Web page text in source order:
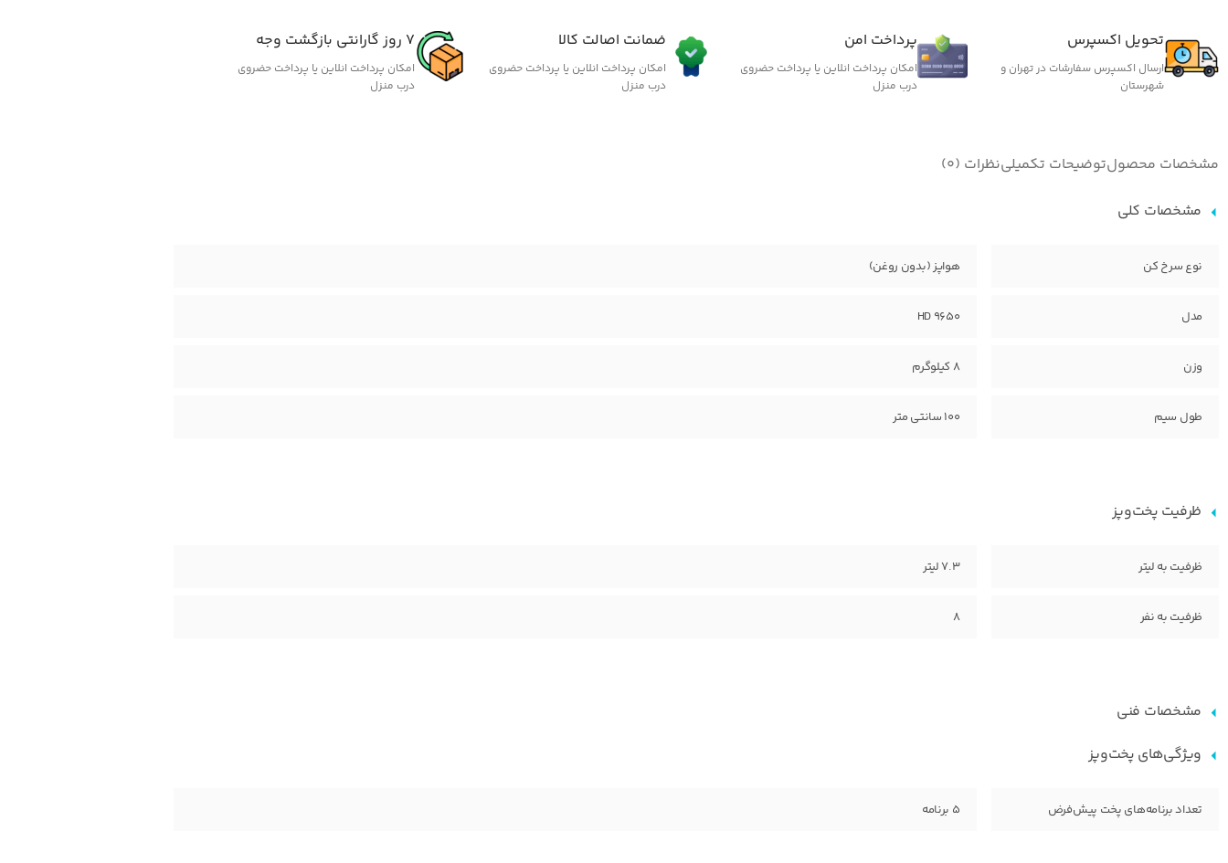
تحویل اکسپرس
ارسال اکسپرس سفارشات در تهران و
شهرستان
پرداخت امن
امکان پرداخت انلاین یا پرداخت حضروی
درب منزل
ضمانت اصالت کالا
امکان پرداخت انلاین یا پرداخت حضروی
درب منزل
7 روز گارانتی بازگشت وجه
امکان پرداخت انلاین یا پرداخت حضروی
درب منزل
مشخصات محصولتوضیحات تکمیلینظرات (0)
مشخصات کلی
نوع سرخ کن هواپز (بدون روغن)
مدل HD 9650
وزن 8 کیلوگرم
طول سیم 100 سانتی متر
ظرفیت پخت‌و‌پز
ظرفیت به لیتر 7.3 لیتر
ظرفیت به نفر 8
مشخصات فنی
ویژگی‌های پخت‌و‌پز
تعداد برنامه‌های پخت پیش‌فرض ۵ برنامه